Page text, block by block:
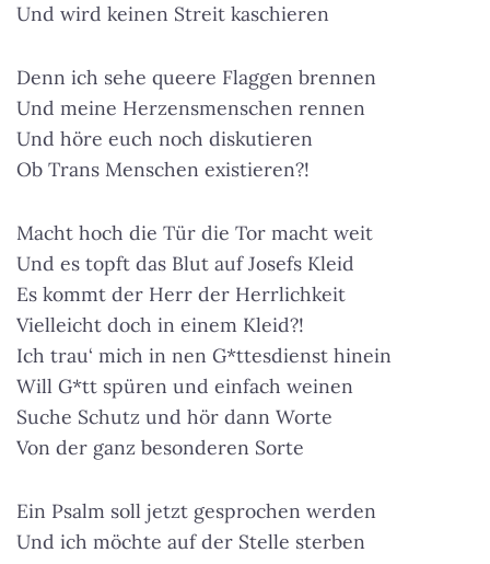
Und wird keinen Streit kaschieren
Denn ich sehe queere Flaggen brennen
Und meine Herzensmenschen rennen
Und höre euch noch diskutieren
Ob Trans Menschen existieren?!
Macht hoch die Tür die Tor macht weit
Und es topft das Blut auf Josefs Kleid
Es kommt der Herr der Herrlichkeit
Vielleicht doch in einem Kleid?!
Ich trau‘ mich in nen G*ttesdienst hinein
Will G*tt spüren und einfach weinen
Suche Schutz und hör dann Worte
Von der ganz besonderen Sorte
Ein Psalm soll jetzt gesprochen werden
Und ich möchte auf der Stelle sterben